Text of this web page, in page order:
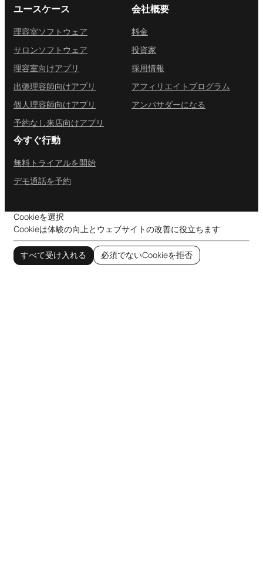
ユースケース
理容室ソフトウェア
サロンソフトウェア
理容室向けアプリ
出張理容師向けアプリ
個人理容師向けアプリ
予約なし来店向けアプリ
会社概要
料金
投資家
採用情報
アフィリエイトプログラム
アンバサダーになる
今すぐ行動
無料トライアルを開始
デモ通話を予約
Cookieを選択
Cookieは体験の向上とウェブサイトの改善に役立ちます
すべて受け入れる
必須でないCookieを拒否